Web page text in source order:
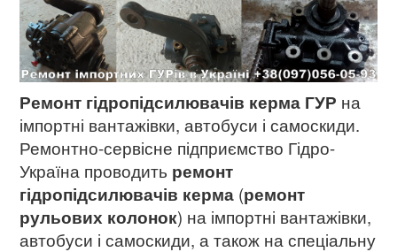
Ремонт гідропідсилювачів керма ГУР на
імпортні вантажівки, автобуси і самоскиди.
Ремонтно-сервісне підприємство Гідро-
Україна проводить ремонт
гідропідсилювачів керма (ремонт
рульових колонок) на імпортні вантажівки,
автобуси і самоскиди, а також на спеціальну